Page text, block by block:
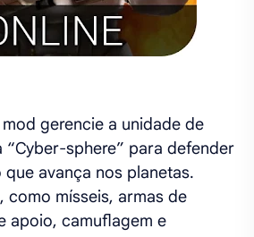
gerencie a unidade de
sphere” para defender
avança nos planetas.
como mísseis, armas de
apoio, camuflagem e